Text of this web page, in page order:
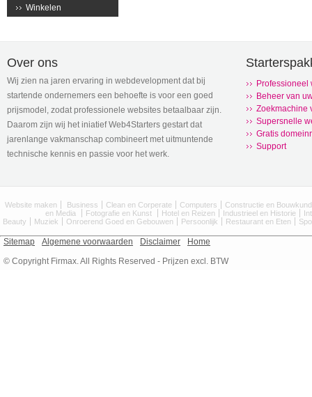
Winkelen
Over ons
Wij zien na jaren ervaring in webdevelopment dat bij
startende ondernemers een behoefte is voor een goed
prijsmodel, zodat professionele websites betaalbaar zijn.
Daarom zijn wij het iniatief Web4Starters gestart dat
jarenlange vakmanschap combineert met uitmuntende
technische kennis en passie voor het werk.
Professioneel
Beheer van
Zoekmachine
Supersnelle
Gratis
Support
Website maken Business Clean en Corperate Computers
Constructie en
en Media
Fotografie en Kunst Hotel en Reizen Industrieel en Historie
Beauty
Muziek Onroerend Goed en Gebouwen Persoonlijk Restaurant en Eten
Sitemap Algemene voorwaarden Disclaimer
Home
© Copyright Firmax. All Rights Reserved - Prijzen excl. BTW